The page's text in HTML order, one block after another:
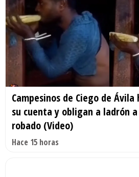
Campesinos de Ciego de
su cuenta y obligan a ladrón
robado (Video)
Hace 15 horas